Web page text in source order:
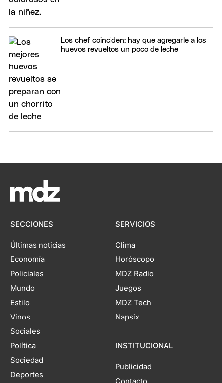
Los chef coinciden: hay que agregarle a los
huevos revueltos un poco de leche
SECCIONES
Últimas noticias
Economía
Policiales
Mundo
Estilo
Vinos
Sociales
Política
Sociedad
Deportes
SERVICIOS
Clima
Horóscopo
MDZ Radio
Juegos
MDZ Tech
Napsix
INSTITUCIONAL
Publicidad
Contacto